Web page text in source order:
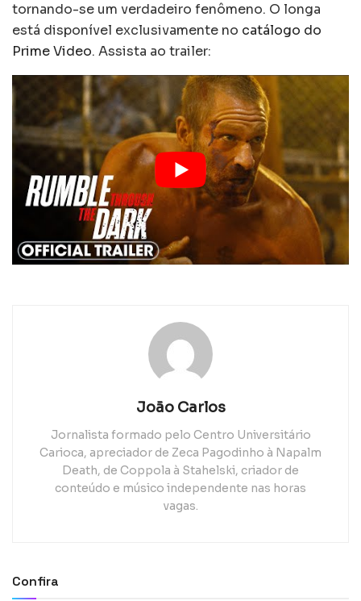
tornando-se um verdadeiro fenômeno. O longa
está disponível exclusivamente no catálogo do
Prime Video. Assista ao trailer:
João Carlos
Jornalista formado pelo Centro Universitário
Carioca, apreciador de Zeca Pagodinho à Napalm
Death, de Coppola à Stahelski, criador de
conteúdo e músico independente nas horas
vagas.
Confira